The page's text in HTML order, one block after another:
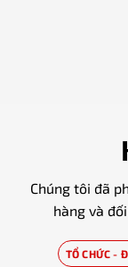
Chúng tôi đã
hàng và
TỔ CHỨC -